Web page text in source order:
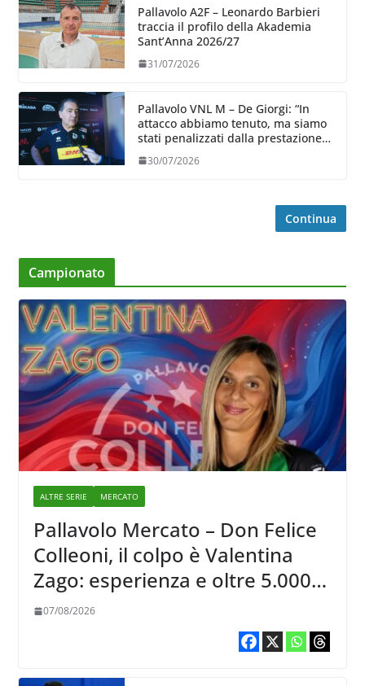
Pallavolo A2F – Leonardo Barbieri
traccia il profilo della Akademia
Sant’Anna 2026/27
31/07/2026
Pallavolo VNL M – De Giorgi: “In
attacco abbiamo tenuto, ma siamo
stati penalizzati dalla prestazione
30/07/2026
Continua
Campionato
ALTRE SERIE MERCATO
Pallavolo Mercato – Don Felice
Colleoni, il colpo è Valentina
Zago: esperienza e oltre 5.000
punti al servizio di Trescore
07/08/2026